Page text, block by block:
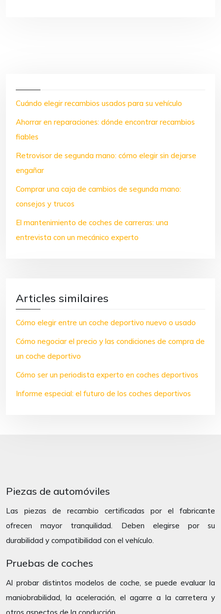
Cuándo elegir recambios usados para su vehículo
Ahorrar en reparaciones: dónde encontrar recambios
fiables
Retrovisor de segunda mano: cómo elegir sin dejarse
engañar
Comprar una caja de cambios de segunda mano:
consejos y trucos
El mantenimiento de coches de carreras: una
entrevista con un mecánico experto
Articles similaires
Cómo elegir entre un coche deportivo nuevo o usado
Cómo negociar el precio y las condiciones de compra de
un coche deportivo
Cómo ser un periodista experto en coches deportivos
Informe especial: el futuro de los coches deportivos
Piezas de automóviles
Las piezas de recambio certificadas por el fabricante
ofrecen mayor tranquilidad. Deben elegirse por su
durabilidad y compatibilidad con el vehículo.
Pruebas de coches
Al probar distintos modelos de coche, se puede evaluar la
maniobrabilidad, la aceleración, el agarre a la carretera y
otros aspectos de la conducción.